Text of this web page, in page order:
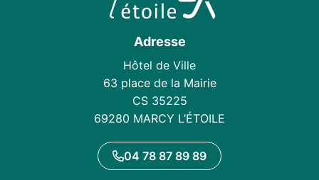
Adresse
Hôtel de Ville
63 place de la Mairie
CS 35225
69280 MARCY L’ÉTOILE
04 78 87 89 89